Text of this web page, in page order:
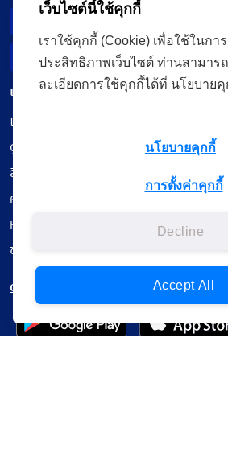
Data Subject Right
Incident Report
เมนู
เรียนออนไลน์
ดูถ่ายทอดสด
สื่อการเรียนรู้
ค้นรายการหนังสือ
หนังสืออิเล็กทรอนิกส์
ข้อมูลผู้ใช้งาน
ดาวน์โหลดใช้งานบนแอปพลิเคชัน
เว็บไซต์นี้ใช้คุกกี้
เราใช้คุกกี้ (Cookie) เพื่อใช้ในกา
ประสิทธิภาพเว็บไซต์ ท่านสามาร
ละเอียดการใช้คุกกี้ได้ที่ นโยบาย
นโยบายคุกกี้
การตั้งค่าคุกกี้
Decline
Accept All